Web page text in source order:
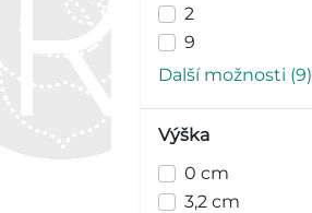
2
9
Další možnosti (9)
Výška
0 cm
3,2 cm